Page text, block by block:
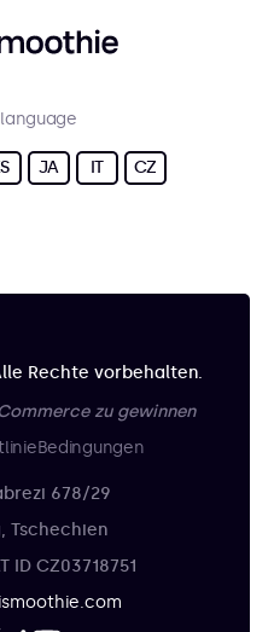
JA IT CZ
Rechte vorbehalten.
zu gewinnen
Bedingungen
678/29
Tschechien
ID CZ03718751